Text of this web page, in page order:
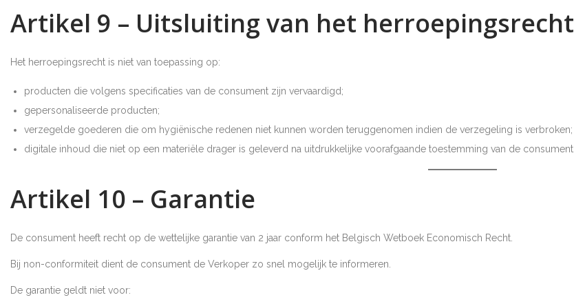
Artikel 9 – Uitsluiting van het herroepingsrecht
Het herroepingsrecht is niet van toepassing op:
producten die volgens specificaties van de consument zijn vervaardigd;
gepersonaliseerde producten;
verzegelde goederen die om hygiënische redenen niet kunnen worden teruggenomen indien de verzegeling is verbroken;
digitale inhoud die niet op een materiële drager is geleverd na uitdrukkelijke voorafgaande toestemming van de consument.
Artikel 10 – Garantie
De consument heeft recht op de wettelijke garantie van 2 jaar conform het Belgisch Wetboek Economisch Recht.
Bij non-conformiteit dient de consument de Verkoper zo snel mogelijk te informeren.
De garantie geldt niet voor: